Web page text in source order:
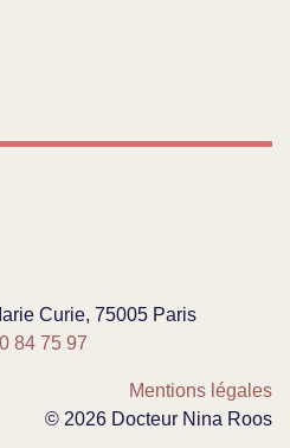
Curie, 75005 Paris
84 75 97
Mentions légales
© 2026 Docteur Nina Roos